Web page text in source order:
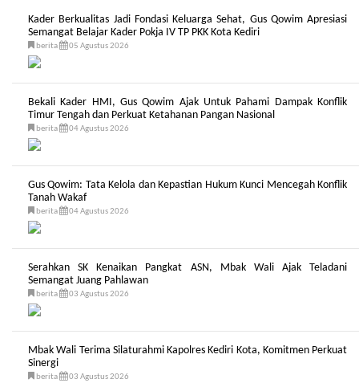
Kader Berkualitas Jadi Fondasi Keluarga Sehat, Gus Qowim Apresiasi
Semangat Belajar Kader Pokja IV TP PKK Kota Kediri
berita 05 Agustus 2026
Bekali Kader HMI, Gus Qowim Ajak Untuk Pahami Dampak Konflik
Timur Tengah dan Perkuat Ketahanan Pangan Nasional
berita 04 Agustus 2026
Gus Qowim: Tata Kelola dan Kepastian Hukum Kunci Mencegah Konflik
Tanah Wakaf
berita 04 Agustus 2026
Serahkan SK Kenaikan Pangkat ASN, Mbak Wali Ajak Teladani
Semangat Juang Pahlawan
berita 03 Agustus 2026
Mbak Wali Terima Silaturahmi Kapolres Kediri Kota, Komitmen Perkuat
Sinergi
berita 03 Agustus 2026